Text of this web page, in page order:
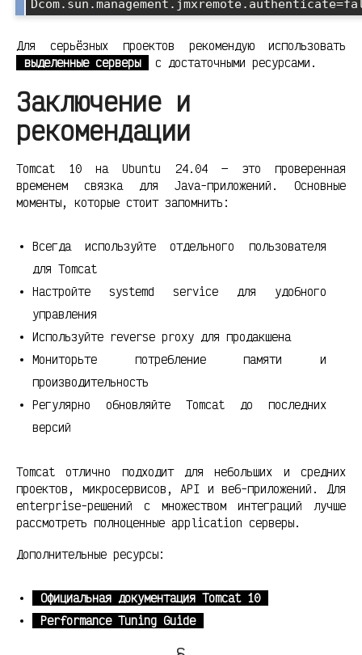
Для серьёзных проектов рекомендую использовать
выделенные серверы
с достаточными ресурсами.
Заключение и
рекомендации
Tomcat 10 на Ubuntu 24.04 — это проверенная
временем связка для Java-приложений. Основные
моменты, которые стоит запомнить:
Всегда используйте отдельного пользователя
для Tomcat
Настройте systemd service для удобного
управления
Используйте reverse proxy для продакшена
Мониторьте потребление памяти и
производительность
Регулярно обновляйте Tomcat до последних
версий
Tomcat отлично подходит для небольших и средних
проектов, микросервисов, API и веб-приложений. Для
enterprise-решений с множеством интеграций лучше
рассмотреть полноценные application серверы.
Дополнительные ресурсы:
Официальная документация Tomcat 10
Performance Tuning Guide